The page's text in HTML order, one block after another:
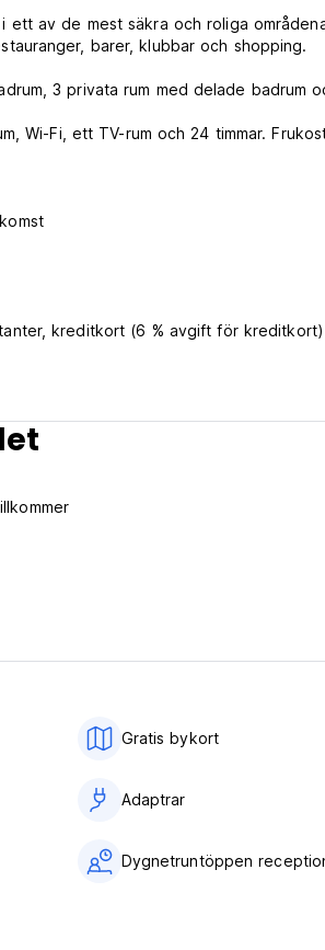
av de mest säkra och roliga
barer, klubbar och shopping.
3 privata rum med delade badrum
Wi-Fi, ett TV-rum och 24 timmar.
kreditkort (6 % avgift för kreditkort)
Gratis bykort
Adaptrar
Dygnetruntöppen